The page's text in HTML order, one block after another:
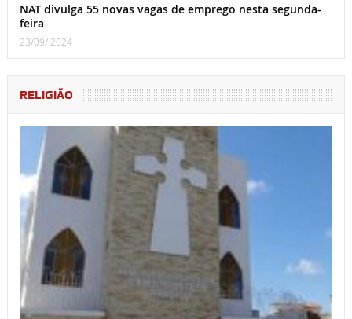
NAT divulga 55 novas vagas de emprego nesta segunda-
feira
23/09/ 2024
RELIGIÃO